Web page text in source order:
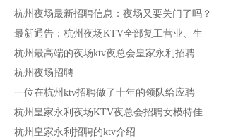
杭州夜场最新招聘信息：夜场又要关门了吗？
最新通告：杭州夜场KTV全部复工营业、生
杭州最高端的夜场ktv夜总会皇家永利招聘
杭州夜场招聘
一位在杭州ktv招聘做了十年的领队给应聘
杭州皇家永利夜场KTV夜总会招聘女模特佳
杭州皇家永利招聘的ktv介绍